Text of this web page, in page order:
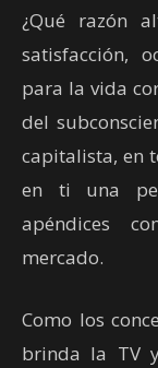
¿Qué razón
satisfacción,
para la vida
del
capitalista, en
en ti una
apéndices
mercado.
Como los
brinda la TV